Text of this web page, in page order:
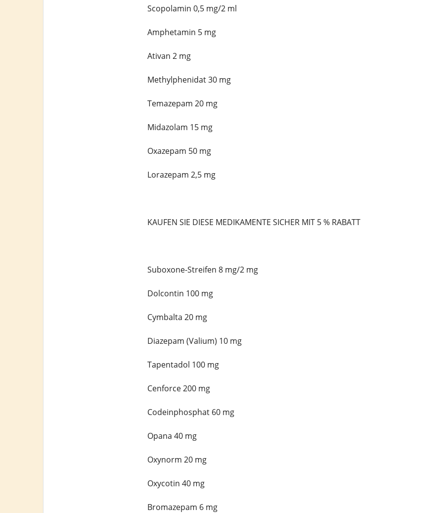
Scopolamin 0,5 mg/2 ml
Amphetamin 5 mg
Ativan 2 mg
Methylphenidat 30 mg
Temazepam 20 mg
Midazolam 15 mg
Oxazepam 50 mg
Lorazepam 2,5 mg
KAUFEN SIE DIESE MEDIKAMENTE SICHER MIT 5 % RABATT
Suboxone-Streifen 8 mg/2 mg
Dolcontin 100 mg
Cymbalta 20 mg
Diazepam (Valium) 10 mg
Tapentadol 100 mg
Cenforce 200 mg
Codeinphosphat 60 mg
Opana 40 mg
Oxynorm 20 mg
Oxycotin 40 mg
Bromazepam 6 mg